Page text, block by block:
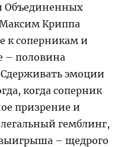
Объединенных
Криппа
к соперникам и
– половина
Сдерживать эмоции
когда соперник
призрение и
гемблинг,
– щедрого